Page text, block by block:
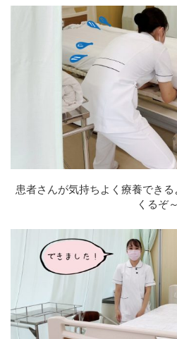
患者さんが気持ちよく療養でき
くるぞ～